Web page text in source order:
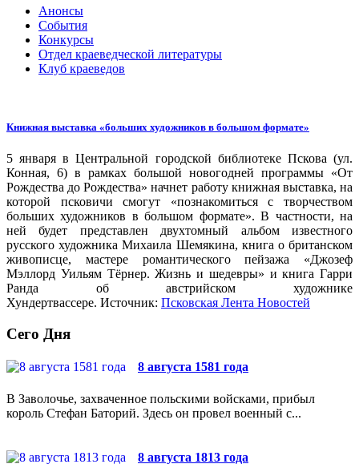
Анонсы
События
Конкурсы
Отдел краеведческой литературы
Клуб краеведов
Книжная выставка «больших художников в большом формате»
5 января в Центральной городской библиотеке Пскова (ул.
Конная, 6) в рамках большой новогодней программы «От
Рождества до Рождества» начнет работу книжная выставка, на
которой псковичи смогут «познакомиться с творчеством
больших художников в большом формате». В частности, на
ней будет представлен двухтомный альбом известного
русского художника Михаила Шемякина, книга о британском
живописце, мастере романтического пейзажа «Джозеф
Мэллорд Уильям Тёрнер. Жизнь и шедевры» и книга Гарри
Ранда об австрийском художнике
Хундертвассере. Источник: Псковская Лента Новостей
Сего Дня
8 августа 1581 года
В Заволочье, захваченное польскими войсками, прибыл
король Стефан Баторий. Здесь он провел военный с...
8 августа 1813 года